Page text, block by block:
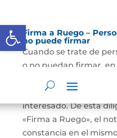
Abrir barra de herramientas
Firma a Ruego –
no puede firmar
Cuando se trate de
o no puedan firmar, en
en voz alta el
por un testigo
interesado. De esta
«Firma a Ruego», el
constancia en el